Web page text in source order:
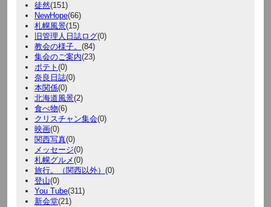
徒然(151)
NewHope(66)
札幌風景(15)
旧管理人日誌ログ(0)
教会の様子。 (84)
集会のご案内(23)
ポテト (0)
奈良日誌(0)
本関係(0)
北海道風景(2)
食べ物(6)
クリスチャン集会(0)
映画(0)
関西写真(0)
メッセージ(0)
札幌グルメ(0)
旅行。（関西以外） (0)
登山(0)
You Tube(311)
新会堂(21)